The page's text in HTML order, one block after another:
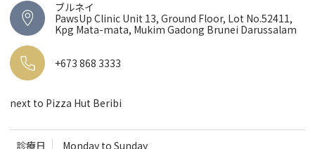
ブルネイ
PawsUp Clinic Unit 13, Ground Floor, Lot No.52411,
Kpg Mata-mata, Mukim Gadong Brunei Darussalam
+673 868 3333
next to Pizza Hut Beribi
診療日 Monday to Sunday